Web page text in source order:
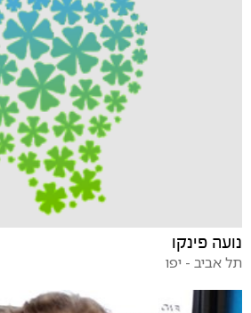
נועה פינקו
תל אביב - יפו